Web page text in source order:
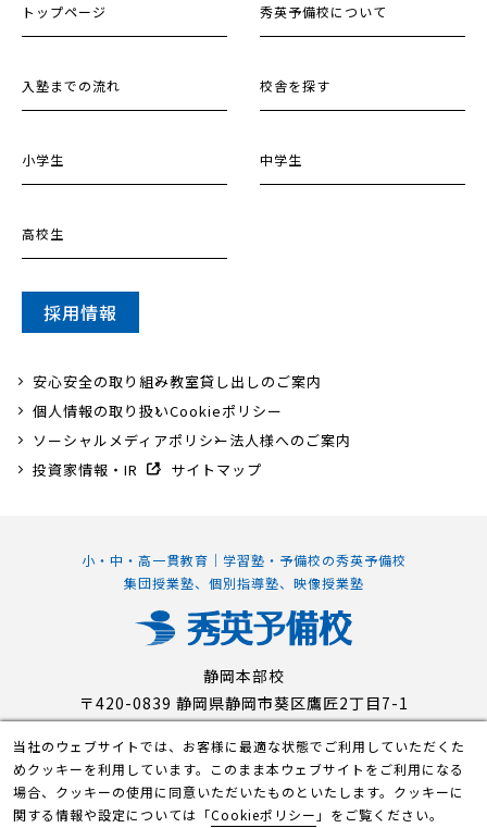
小・中・高一貫教育｜学習塾・予備校の秀英予備校
集団授業塾、個別指導塾、映像授業塾
静岡本部校
〒420-0839 静岡県静岡市葵区鷹匠2丁目7-1
トップページ 秀英予備校について
入塾までの流れ 校舎を探す
小学生 中学生
高校生
採用情報
安心安全の取り組み教室貸し出しのご案内
個人情報の取り扱いCookieポリシー
ソーシャルメディアポリシー法人様へのご案内
投資家情報・IR
サイトマップ
当社のウェブサイトでは、お客様に最適な状態でご利用していただくた
めクッキーを利用しています。このまま本ウェブサイトをご利用になる
場合、クッキーの使用に同意いただいたものといたします。クッキーに
関する情報や設定については「Cookieポリシー 」をご覧ください。